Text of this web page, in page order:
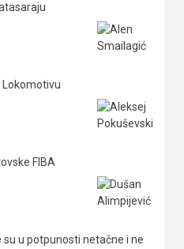
FIBA
u potpunosti netačne i ne